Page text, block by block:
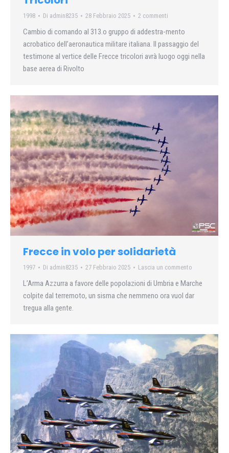
1998 Di admin8235 28 Febbraio 2025 2 commenti
Cambio di comando al 313.o gruppo di addestra-mento
acrobatico dell’aeronautica militare italiana. Il passaggio del
testimone al vertice delle Frecce tricolori avrà luogo oggi nella
base aerea di Rivolto
Frecce in volo per solidarietà
1997 Di admin8235 27 Febbraio 2025 Lascia un commento
L’Arma Azzurra a favore delle popolazioni di Umbria e Marche
colpite dal terremoto, un sisma che nemmeno ora vuol dar
tregua alla gente.